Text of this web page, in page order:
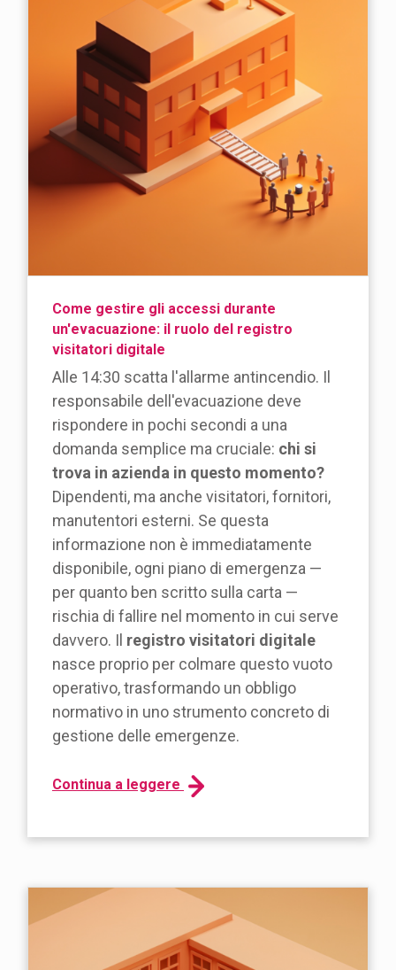
Come gestire gli accessi durante
un'evacuazione: il ruolo del registro
visitatori digitale
Alle 14:30 scatta l'allarme antincendio. Il
responsabile dell'evacuazione deve
rispondere in pochi secondi a una
domanda semplice ma cruciale: chi si
trova in azienda in questo momento?
Dipendenti, ma anche visitatori, fornitori,
manutentori esterni. Se questa
informazione non è immediatamente
disponibile, ogni piano di emergenza —
per quanto ben scritto sulla carta —
rischia di fallire nel momento in cui serve
davvero. Il registro visitatori digitale
nasce proprio per colmare questo vuoto
operativo, trasformando un obbligo
normativo in uno strumento concreto di
gestione delle emergenze.
Continua a leggere